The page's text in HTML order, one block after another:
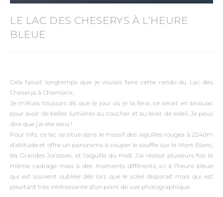
LE LAC DES CHESERYS À L’HEURE
BLEUE
Cela faisait longtemps que je voulais faire cette rando du Lac des
Cheserys à Chamonix.
Je m’étais toujours dit que le jour où je la ferai, ce serait en bivouac
pour avoir de belles lumières au coucher et au lever de soleil. Je peux
dire que j’ai été servi !
Pour info, ce lac se situe dans le massif des aiguilles rouges à 2240m
d’altitude et offre un panorama à couper le souffle sur le Mont Blanc,
les Grandes Jorasses, et l’aiguille du midi. J’ai réalisé plusieurs fois le
même cadrage mais à des moments différents, ici à l’heure bleue
qui est souvent oubliée dès lors que le soleil disparait mais qui est
pourtant très intéressante d’un point de vue photographique.